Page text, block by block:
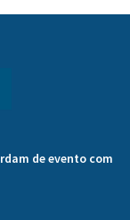
de evento com